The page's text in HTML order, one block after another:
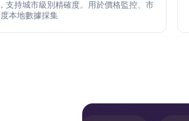
支持城市級別精確度。用於價格監控、市
本地數據採集